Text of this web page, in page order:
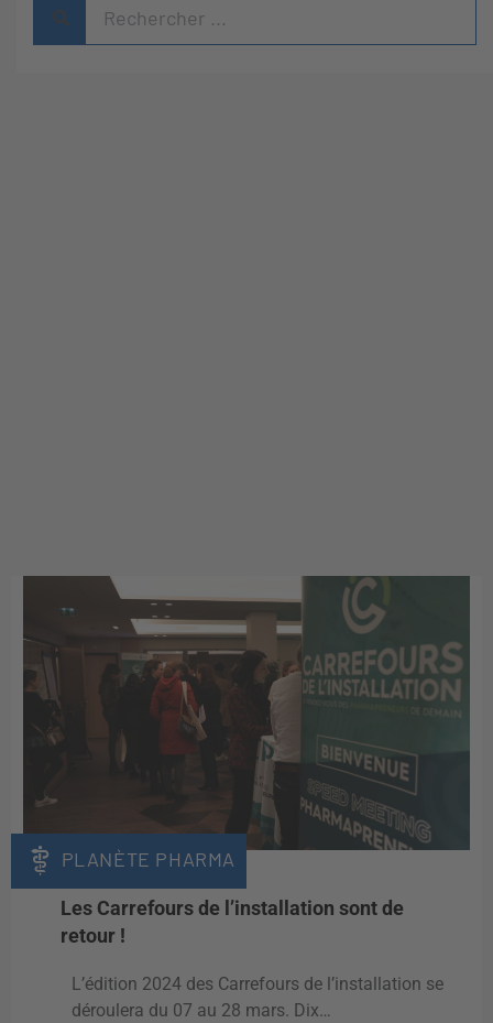
PLANÈTE PHARMA
Les Carrefours de l’installation sont de
retour !
L’édition 2024 des Carrefours de l’installation se
déroulera du 07 au 28 mars. Dix…